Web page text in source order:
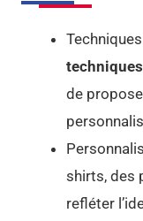
de
shirts, des
refléter